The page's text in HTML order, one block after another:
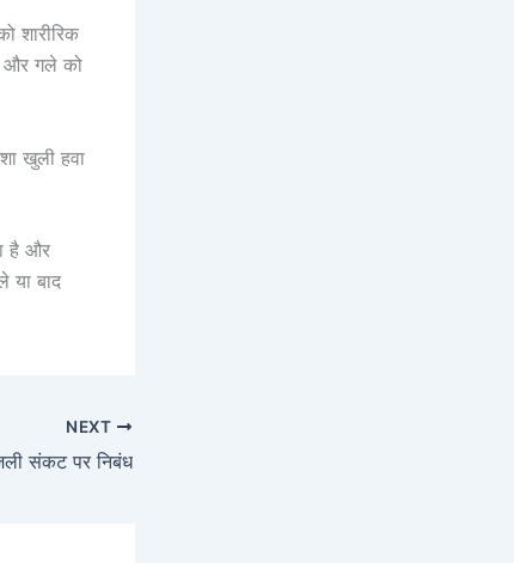
शारीरिक
और गले को
खुली हवा
है और
या बाद
NEXT
संकट पर निबंध